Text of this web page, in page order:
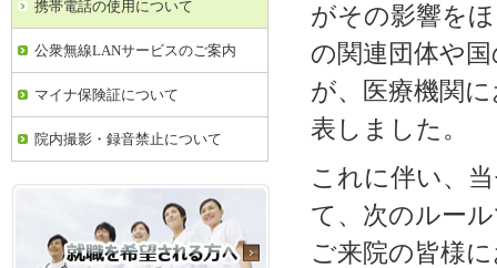
がその影響を
の関連団体や
が、医療機関
表しました。
これに伴い、
て、次のルー
ご来院の皆様
携帯電話の使用について
公衆無線LANサービスのご案内
マイナ保険証について
院内撮影・録音禁止について